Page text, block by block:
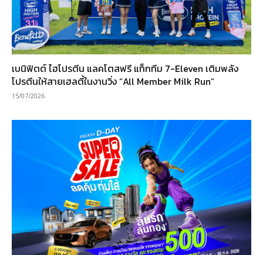
เบนิฟิตต์ ไฮโปรตีน แลคโตสฟรี แท็กทีม 7-Eleven เติมพลัง
โปรตีนให้สายเฮลตี้ในงานวิ่ง “All Member Milk Run”
15/07/2026